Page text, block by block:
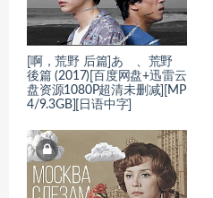
[啊，荒野 后篇]あゝ、荒野
後篇 (2017)[百度网盘+迅雷云
盘资源1080P超清未删减][MP
4/9.3GB][日语中字]